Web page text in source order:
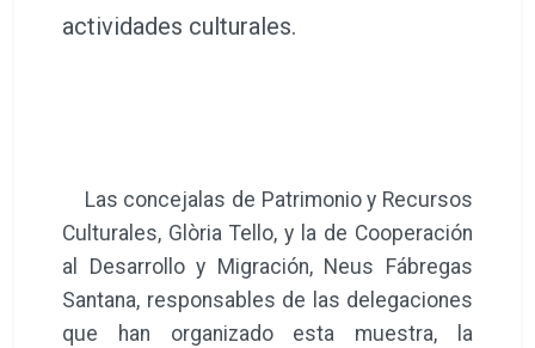
actividades culturales.
Las concejalas de Patrimonio y Recursos
Culturales, Glòria Tello, y la de Cooperación
al Desarrollo y Migración, Neus Fábregas
Santana, responsables de las delegaciones
que han organizado esta muestra, la